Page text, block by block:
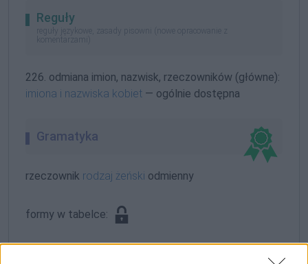
Reguły
reguły językowe, zasady pisowni (nowe opracowanie z
komentarzami)
226. odmiana imion, nazwisk, rzeczowników (główne):
imiona i nazwiska kobiet — ogólnie dostępna
Gramatyka
rzeczownik rodzaj żeński odmienny
formy w tabelce: